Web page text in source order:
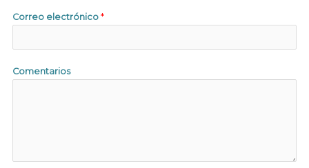
Correo electrónico *
Comentarios